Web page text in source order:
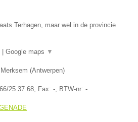
Terhagen, maar wel in de provincie
Google maps ▼
Merksem (Antwerpen)
25 37 68, Fax: -, BTW-nr: -